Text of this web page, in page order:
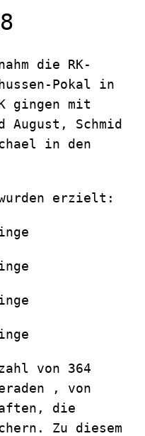
die RK-
Pokal in
gingen mit
August, Schmid
in den
erzielt:
von 364
, von
die
Zu diesem